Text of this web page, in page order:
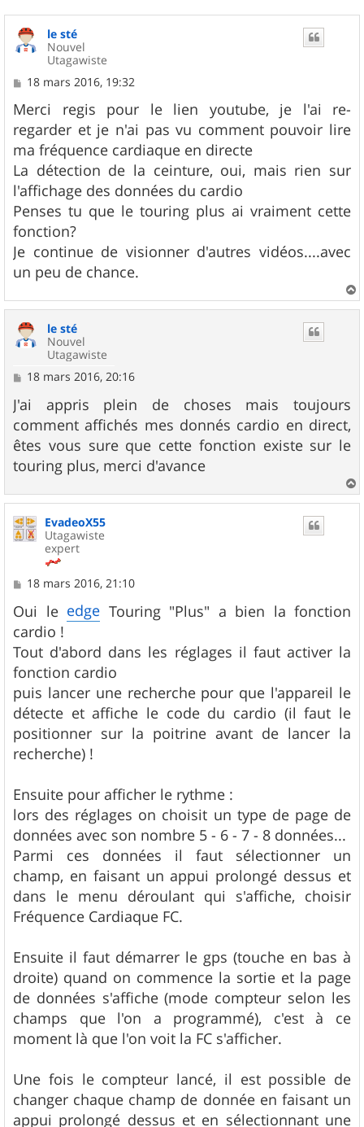
le sté
Nouvel
Utagawiste
M
s
s
a
g
e
18 mars 2016, 19:32
Merci regis pour le lien youtube, je l'ai re-
regarder et je n'ai pas vu comment pouvoir lire
ma fréquence cardiaque en directe
La détection de la ceinture, oui, mais rien sur
l'affichage des données du cardio
Penses tu que le touring plus ai vraiment cette
fonction?
Je continue de visionner d'autres vidéos....avec
un peu de chance.
a
le sté
Nouvel
Utagawiste
M
s
s
a
g
e
18 mars 2016, 20:16
J'ai appris plein de choses mais toujours
comment affichés mes donnés cardio en direct,
êtes vous sure que cette fonction existe sur le
touring plus, merci d'avance
a
EvadeoX55
Utagawiste
expert
M
s
s
a
g
e
18 mars 2016, 21:10
Oui le edge Touring "Plus" a bien la fonction
cardio !
Tout d'abord dans les réglages il faut activer la
fonction cardio
puis lancer une recherche pour que l'appareil le
détecte et affiche le code du cardio (il faut le
positionner sur la poitrine avant de lancer la
recherche) !
Ensuite pour afficher le rythme :
lors des réglages on choisit un type de page de
données avec son nombre 5 - 6 - 7 - 8 données...
Parmi ces données il faut sélectionner un
champ, en faisant un appui prolongé dessus et
dans le menu déroulant qui s'affiche, choisir
Fréquence Cardiaque FC.
Ensuite il faut démarrer le gps (touche en bas à
droite) quand on commence la sortie et la page
de données s'affiche (mode compteur selon les
champs que l'on a programmé), c'est à ce
moment là que l'on voit la FC s'afficher.
Une fois le compteur lancé, il est possible de
changer chaque champ de donnée en faisant un
appui prolongé dessus et en sélectionnant une